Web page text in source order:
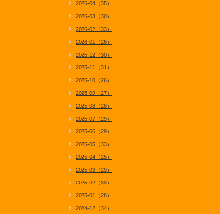
2026-04（35）
2026-03（30）
2026-02（33）
2026-01（26）
2025-12（30）
2025-11（31）
2025-10（26）
2025-09（27）
2025-08（28）
2025-07（29）
2025-06（29）
2025-05（33）
2025-04（25）
2025-03（29）
2025-02（33）
2025-01（28）
2024-12（34）